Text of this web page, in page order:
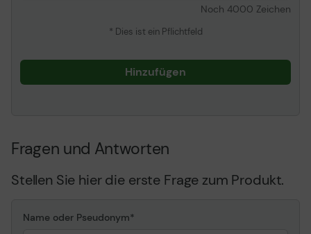
Noch 4000 Zeichen
* Dies ist ein Pflichtfeld
Hinzufügen
Fragen und Antworten
Stellen Sie hier die erste Frage zum Produkt.
Name oder Pseudonym